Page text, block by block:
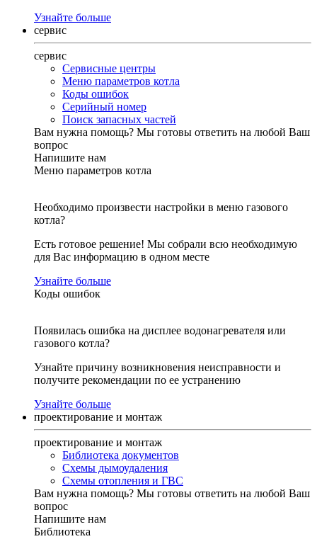
Узнайте больше
сервис
сервис
Сервисные центры
Меню параметров котла
Коды ошибок
Серийный номер
Поиск запасных частей
Вам нужна помощь? Мы готовы ответить на любой Ваш
вопрос
Напишите нам
Меню параметров котла
Необходимо произвести настройки в меню газового
котла?
Есть готовое решение! Мы собрали всю необходимую
для Вас информацию в одном месте
Узнайте больше
Коды ошибок
Появилась ошибка на дисплее водонагревателя или
газового котла?
Узнайте причину возникновения неисправности и
получите рекомендации по ее устранению
Узнайте больше
проектирование и монтаж
проектирование и монтаж
Библиотека документов
Схемы дымоудаления
Схемы отопления и ГВС
Вам нужна помощь? Мы готовы ответить на любой Ваш
вопрос
Напишите нам
Библиотека